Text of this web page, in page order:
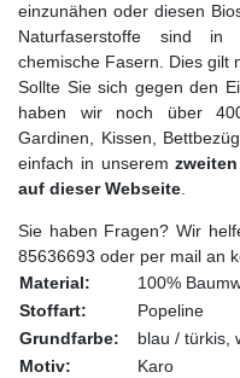
einzunähen oder diesen
Naturfaserstoffe sind in
chemische Fasern. Dies gilt
Sollte Sie sich gegen den
haben wir noch über
Gardinen, Kissen,
einfach in unserem
auf dieser Webseite.
Sie haben Fragen? Wir
85636693 oder per mail an
Material:
100%
Stoffart:
Popeline
Grundfarbe:
blau / türkis,
Motiv:
Karo